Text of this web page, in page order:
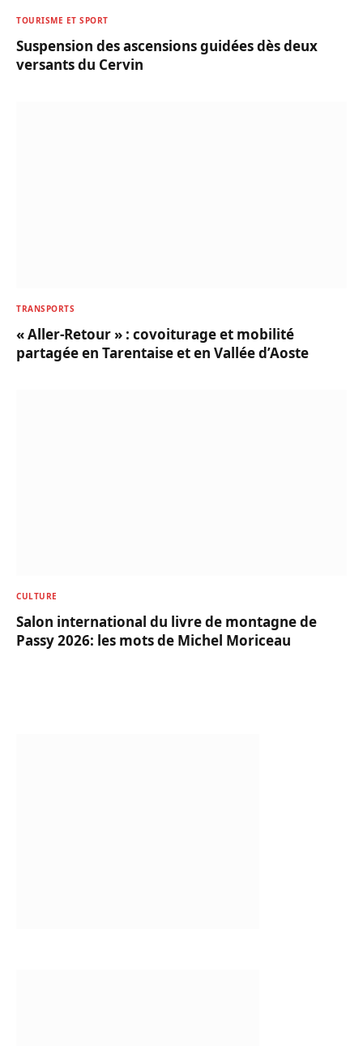
TOURISME ET SPORT
Suspension des ascensions guidées dès deux
versants du Cervin
TRANSPORTS
« Aller-Retour » : covoiturage et mobilité
partagée en Tarentaise et en Vallée d’Aoste
CULTURE
Salon international du livre de montagne de
Passy 2026: les mots de Michel Moriceau